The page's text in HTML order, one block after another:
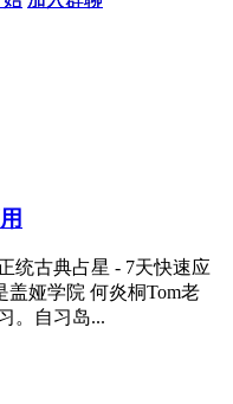
统古典占星 - 7天快速应
盖娅学院 何炎桐Tom老
。自习岛...